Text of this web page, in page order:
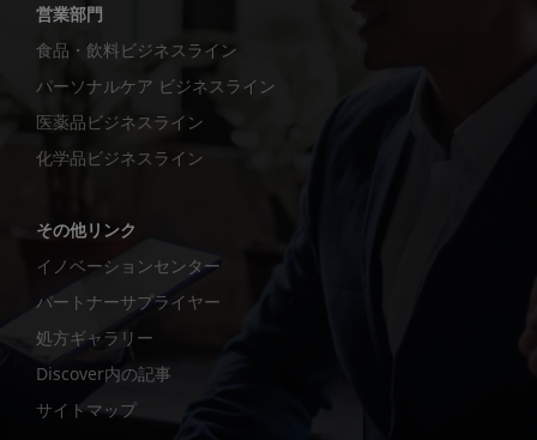
営業部門
食品・飲料ビジネスライン
パーソナルケア ビジネスライン
医薬品ビジネスライン
化学品ビジネスライン
その他リンク
イノベーションセンター
パートナーサプライヤー
処方ギャラリー
Discover内の記事
サイトマップ